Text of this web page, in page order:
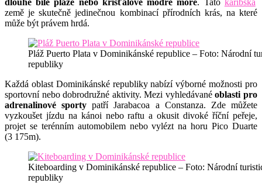
země je skutečně jedinečnou kombinací přírodních krás, na které
může být právem hrdá.
Pláž Puerto Plata v Dominikánské republice – Foto: Národní
republiky
Každá oblast Dominikánské republiky nabízí výborné možnosti pro
sportovní nebo dobrodružné aktivity. Mezi vyhledávanéoblasti pro
adrenalinové sporty patří Jarabacoa a Constanza. Zde můžete
vyzkoušet jízdu na kánoi nebo raftu a okusit divoké říční peřeje,
projet se terénním automobilem nebo vylézt na horu Pico Duarte
(3 175m).
Kiteboarding v Dominikánské republice – Foto: Národní
republiky